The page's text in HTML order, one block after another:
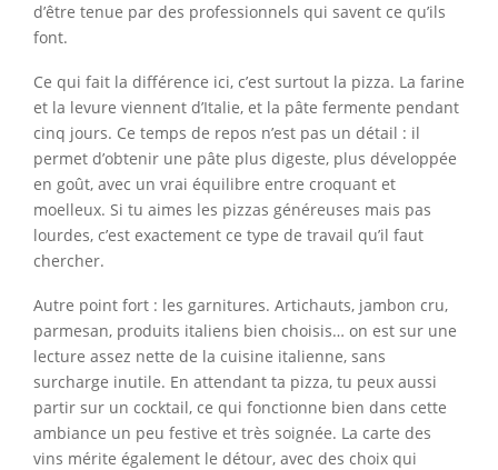
d’être tenue par des professionnels qui savent ce qu’ils
font.
Ce qui fait la différence ici, c’est surtout la pizza. La farine
et la levure viennent d’Italie, et la pâte fermente pendant
cinq jours. Ce temps de repos n’est pas un détail : il
permet d’obtenir une pâte plus digeste, plus développée
en goût, avec un vrai équilibre entre croquant et
moelleux. Si tu aimes les pizzas généreuses mais pas
lourdes, c’est exactement ce type de travail qu’il faut
chercher.
Autre point fort : les garnitures. Artichauts, jambon cru,
parmesan, produits italiens bien choisis… on est sur une
lecture assez nette de la cuisine italienne, sans
surcharge inutile. En attendant ta pizza, tu peux aussi
partir sur un cocktail, ce qui fonctionne bien dans cette
ambiance un peu festive et très soignée. La carte des
vins mérite également le détour, avec des choix qui